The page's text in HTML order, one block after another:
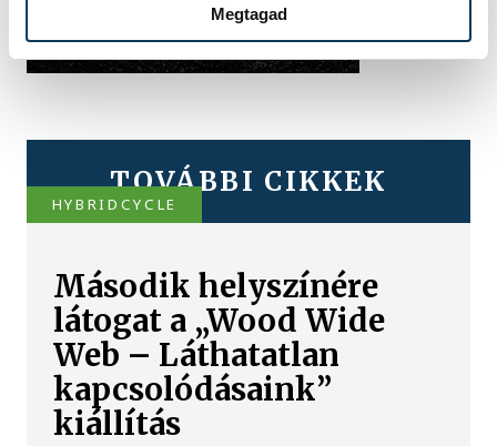
Megtagad
TOVÁBBI CIKKEK
HYBRIDCYCLE
Második helyszínére
látogat a „Wood Wide
Web – Láthatatlan
kapcsolódásaink”
kiállítás